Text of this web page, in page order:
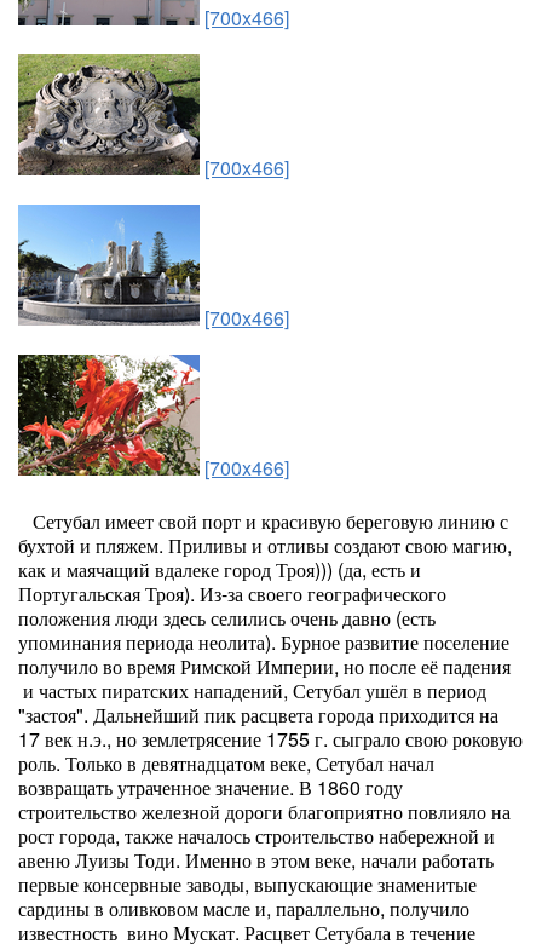
[700x466]
[700x466]
[700x466]
[700x466]
Сетубал имеет свой порт и красивую береговую линию с
бухтой и пляжем. Приливы и отливы создают свою магию,
как и маячащий вдалеке город Троя))) (да, есть и
Португальская Троя). Из-за своего географического
положения люди здесь селились очень давно (есть
упоминания периода неолита). Бурное развитие поселение
получило во время Римской Империи, но после её падения
и частых пиратских нападений, Сетубал ушёл в период
"застоя". Дальнейший пик расцвета города приходится на
17 век н.э., но землетрясение 1755 г. сыграло свою роковую
роль. Только в девятнадцатом веке, Сетубал начал
возвращать утраченное значение. В 1860 году
строительство железной дороги благоприятно повлияло на
рост города, также началось строительство набережной и
авеню Луизы Тоди. Именно в этом веке, начали работать
первые консервные заводы, выпускающие знаменитые
сардины в оливковом масле и, параллельно, получило
известность вино Мускат. Расцвет Сетубала в течение